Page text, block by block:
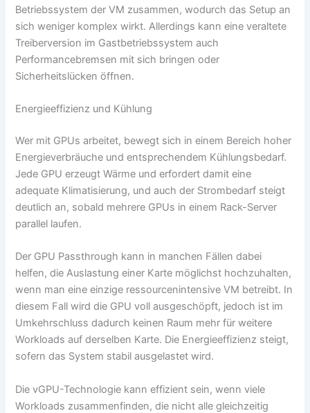
Betriebssystem der VM zusammen, wodurch das Setup an
sich weniger komplex wirkt. Allerdings kann eine veraltete
Treiberversion im Gastbetriebssystem auch
Performancebremsen mit sich bringen oder
Sicherheitslücken öffnen.
Energieeffizienz und Kühlung
Wer mit GPUs arbeitet, bewegt sich in einem Bereich hoher
Energieverbräuche und entsprechendem Kühlungsbedarf.
Jede GPU erzeugt Wärme und erfordert damit eine
adequate Klimatisierung, und auch der Strombedarf steigt
deutlich an, sobald mehrere GPUs in einem Rack-Server
parallel laufen.
Der GPU Passthrough kann in manchen Fällen dabei
helfen, die Auslastung einer Karte möglichst hochzuhalten,
wenn man eine einzige ressourcenintensive VM betreibt. In
diesem Fall wird die GPU voll ausgeschöpft, jedoch ist im
Umkehrschluss dadurch keinen Raum mehr für weitere
Workloads auf derselben Karte. Die Energieeffizienz steigt,
sofern das System stabil ausgelastet wird.
Die vGPU-Technologie kann effizient sein, wenn viele
Workloads zusammenfinden, die nicht alle gleichzeitig